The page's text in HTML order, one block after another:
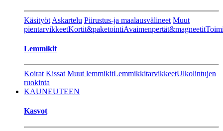
Käsityöt Askartelu Piirustus-ja maalausvälineet Muut
pientarvikkeetKortit&paketointiAvaimenpertät&magneetit
Lemmikit
Koirat Kissat Muut lemmikitLemmikkitarvikkeetUlkolintujen
ruokinta
KAUNEUTEEN
Kasvot